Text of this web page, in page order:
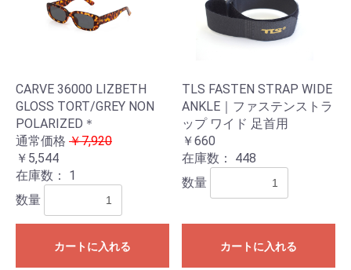
CARVE 36000 LIZBETH
GLOSS TORT/GREY NON
POLARIZED＊
通常価格 ￥7,920
￥5,544
在庫数： 1
数量
カートに入れる
TLS FASTEN STRAP WIDE
ANKLE｜ファステンストラ
ップ ワイド 足首用
￥660
在庫数： 448
数量
カートに入れる